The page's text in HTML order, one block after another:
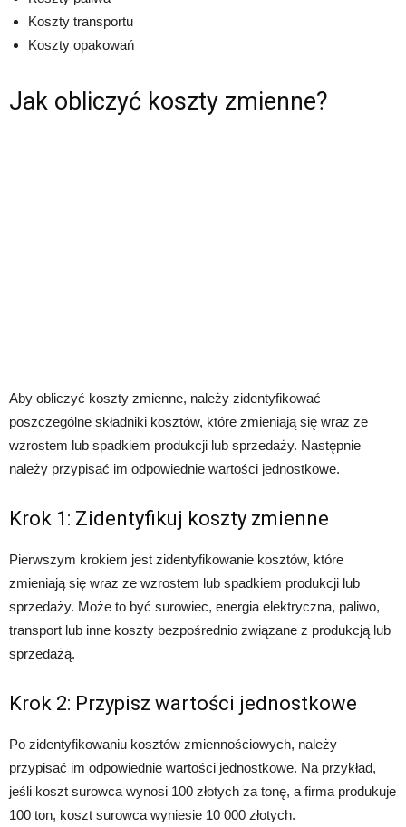
Koszty transportu
Koszty opakowań
Jak obliczyć koszty zmienne?
Aby obliczyć koszty zmienne, należy zidentyfikować
poszczególne składniki kosztów, które zmieniają się wraz ze
wzrostem lub spadkiem produkcji lub sprzedaży. Następnie
należy przypisać im odpowiednie wartości jednostkowe.
Krok 1: Zidentyfikuj koszty zmienne
Pierwszym krokiem jest zidentyfikowanie kosztów, które
zmieniają się wraz ze wzrostem lub spadkiem produkcji lub
sprzedaży. Może to być surowiec, energia elektryczna, paliwo,
transport lub inne koszty bezpośrednio związane z produkcją lub
sprzedażą.
Krok 2: Przypisz wartości jednostkowe
Po zidentyfikowaniu kosztów zmiennościowych, należy
przypisać im odpowiednie wartości jednostkowe. Na przykład,
jeśli koszt surowca wynosi 100 złotych za tonę, a firma produkuje
100 ton, koszt surowca wyniesie 10 000 złotych.